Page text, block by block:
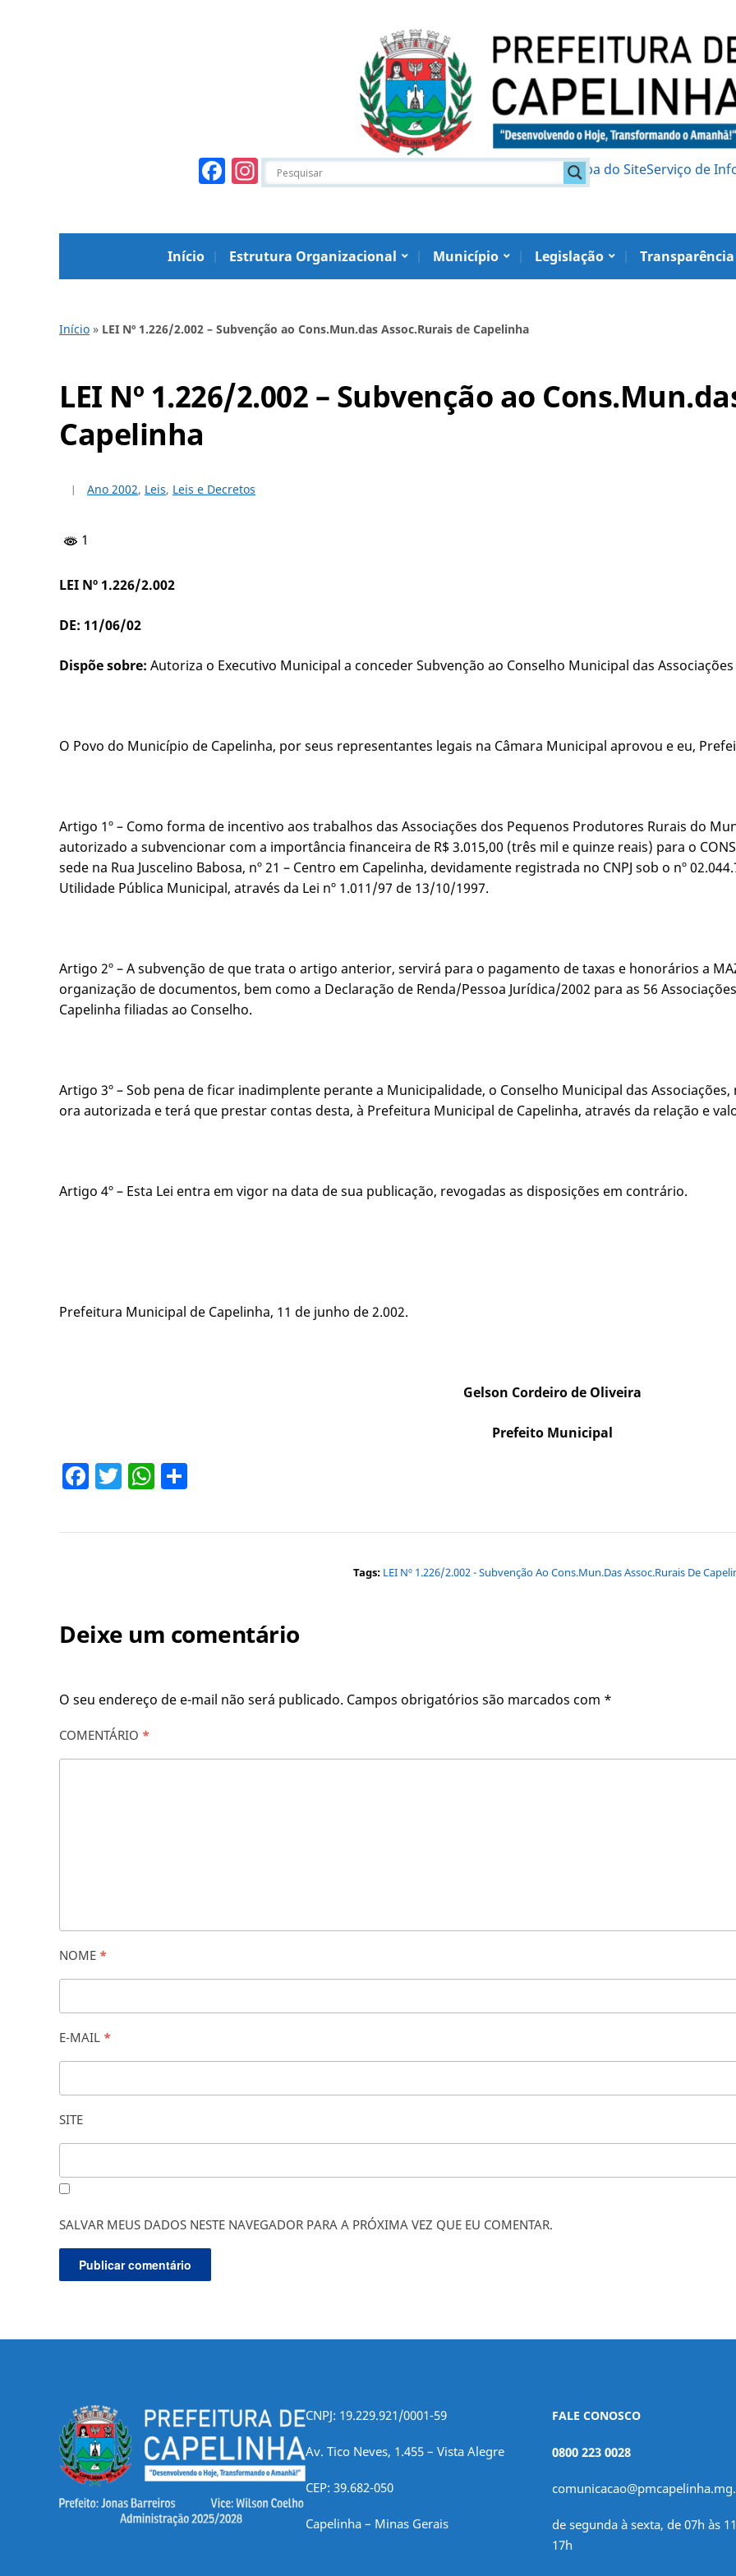
Facebook
Instagram Mapa do SiteServiço de
Início Estrutura Organizacional Município Legislação Transparência
Início » LEI Nº 1.226/2.002 – Subvenção ao Cons.Mun.das Assoc.Rurais de Capelinha
LEI Nº 1.226/2.002 – Subvenção ao
Capelinha
Ano 2002, Leis, Leis e Decretos
1
LEI Nº 1.226/2.002
DE: 11/06/02
Dispõe sobre: Autoriza o Executivo Municipal a conceder Subvenção ao Conselho Municipal das
O Povo do Município de Capelinha, por seus representantes legais na Câmara Municipal aprovou e eu,
Artigo 1º – Como forma de incentivo aos trabalhos das Associações dos Pequenos Produtores Rurais do
autorizado a subvencionar com a importância financeira de R$ 3.015,00 (três mil e quinze reais) para o
sede na Rua Juscelino Babosa, nº 21 – Centro em Capelinha, devidamente registrada no CNPJ sob o nº
Utilidade Pública Municipal, através da Lei nº 1.011/97 de 13/10/1997.
Artigo 2º – A subvenção de que trata o artigo anterior, servirá para o pagamento de taxas e honorários a
organização de documentos, bem como a Declaração de Renda/Pessoa Jurídica/2002 para as 56
Capelinha filiadas ao Conselho.
Artigo 3º – Sob pena de ficar inadimplente perante a Municipalidade, o Conselho Municipal das
ora autorizada e terá que prestar contas desta, à Prefeitura Municipal de Capelinha, através da relação e
Artigo 4º – Esta Lei entra em vigor na data de sua publicação, revogadas as disposições em contrário.
Prefeitura Municipal de Capelinha, 11 de junho de 2.002.
Gelson Cordeiro de Oliveira
Prefeito Municipal
Facebook
TwitterWhatsApp
Tags: LEI Nº 1.226/2.002 - Subvenção Ao Cons.Mun.das Assoc.Rurais De
Deixe um comentário
O seu endereço de e-mail não será publicado. Campos obrigatórios são marcados com *
COMENTÁRIO *
NOME *
E-MAIL *
SITE
SALVAR MEUS DADOS NESTE NAVEGADOR PARA A PRÓXIMA VEZ QUE EU COMENTAR.
CNPJ: 19.229.921/0001-59
Av. Tico Neves, 1.455 – Vista Alegre
CEP: 39.682-050
Capelinha – Minas Gerais
FALE CONOSCO
0800 223 0028
de segunda à sexta, de 07h às
17h